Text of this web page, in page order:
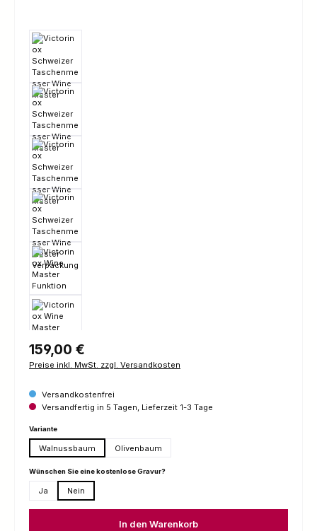
Regulärer Preis:
159,00 €
Preise inkl. MwSt. zzgl. Versandkosten
Versandkostenfrei
Versandfertig in 5 Tagen, Lieferzeit 1-3 Tage
Varianteauswählen
Walnussbaum Olivenbaum
Wünschen Sie eine kostenlose Gravur?auswählen
Ja Nein
In den Warenkorb